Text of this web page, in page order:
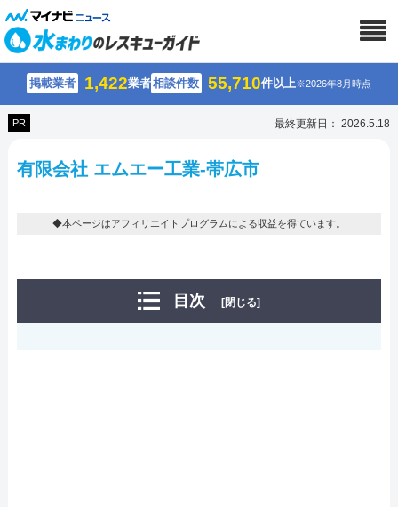
掲載業者 1,422業者相談件数 55,710件以上※2026年8月時点
PR 最終更新日： 2026.5.18
有限会社 エムエー工業-帯広市
◆本ページはアフィリエイトプログラムによる収益を得ています。
目次 [閉じる]